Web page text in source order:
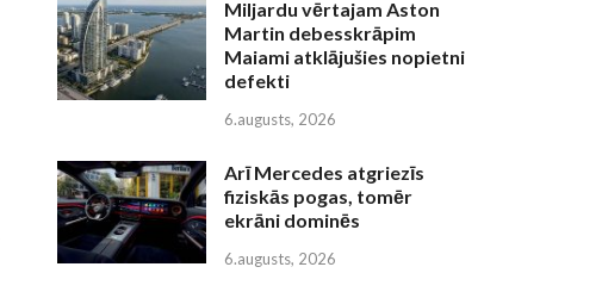
Miljardu vērtajam Aston
Martin debesskrāpim
Maiami atklājušies nopietni
defekti
6.augusts, 2026
Arī Mercedes atgriezīs
fiziskās pogas, tomēr
ekrāni dominēs
6.augusts, 2026